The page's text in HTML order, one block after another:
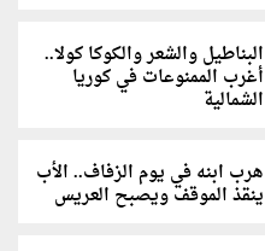
البناطيل والشعر والكوكا كولا..
أغرب الممنوعات في كوريا
الشمالية
هرب ابنه في يوم الزفاف.. الأب
ينقذ الموقف ويصبح العريس